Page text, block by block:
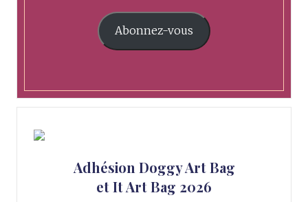
Abonnez-vous
Adhésion Doggy Art Bag
et It Art Bag 2026